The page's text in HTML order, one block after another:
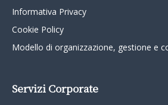
Informativa Privacy
Cookie Policy
Modello di organizzazione, gestione e
Servizi Corporate